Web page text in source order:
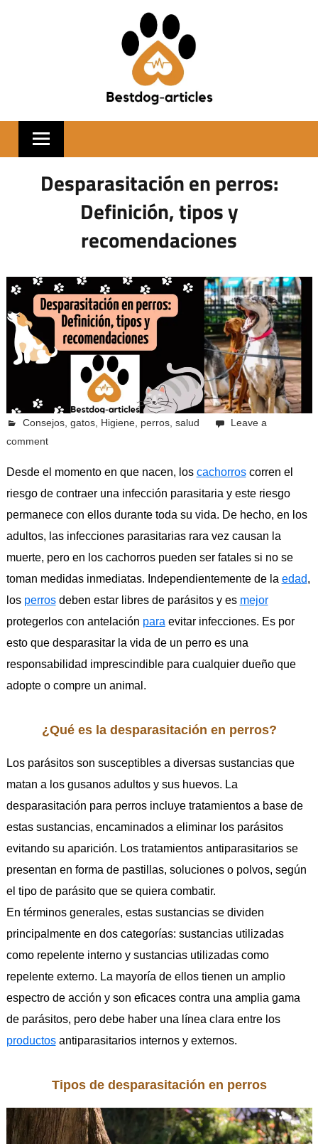
Desparasitación en perros:
Definición, tipos y
recomendaciones
octubre 12, 2023
Pcvkk
Consejos, gatos, Higiene, perros, salud
Leave a
comment
Desde el momento en que nacen, los cachorroscorren el
riesgo de contraer una infección parasitaria y este riesgo
permanece con ellos durante toda su vida. De hecho, en los
adultos, las infecciones parasitarias rara vez causan la
muerte, pero en los cachorros pueden ser fatales si no se
toman medidas inmediatas. Independientemente de la edad,
los perrosdeben estar libres de parásitos y es mejor
protegerlos con antelación para evitar infecciones. Es por
esto que desparasitar la vida de un perro es una
responsabilidad imprescindible para cualquier dueño que
adopte o compre un animal.
¿Qué es la desparasitación en perros?
Los parásitos son susceptibles a diversas sustancias que
matan a los gusanos adultos y sus huevos. La
desparasitación para perros incluye tratamientos a base de
estas sustancias, encaminados a eliminar los parásitos
evitando su aparición. Los tratamientos antiparasitarios se
presentan en forma de pastillas, soluciones o polvos, según
el tipo de parásito que se quiera combatir.
En términos generales, estas sustancias se dividen
principalmente en dos categorías: sustancias utilizadas
como repelente interno y sustancias utilizadas como
repelente externo. La mayoría de ellos tienen un amplio
espectro de acción y son eficaces contra una amplia gama
de parásitos, pero debe haber una línea clara entre los
productosantiparasitarios internos y externos.
Tipos de desparasitación en perros